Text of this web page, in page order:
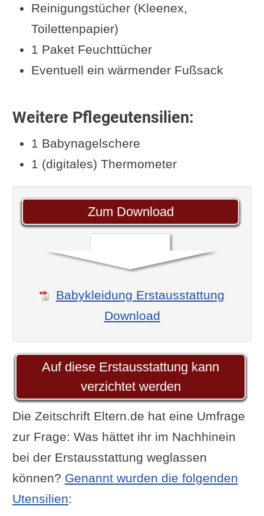
Reinigungstücher (Kleenex,
Toilettenpapier)
1 Paket Feuchttücher
Eventuell ein wärmender Fußsack
Weitere Pflegeutensilien:
1 Babynagelschere
1 (digitales) Thermometer
Zum Download
Babykleidung Erstausstattung
Download
Auf diese Erstausstattung kann
verzichtet werden
Die Zeitschrift Eltern.de hat eine Umfrage
zur Frage: Was hättet ihr im Nachhinein
bei der Erstausstattung weglassen
können? Genannt wurden die folgenden
Utensilien: